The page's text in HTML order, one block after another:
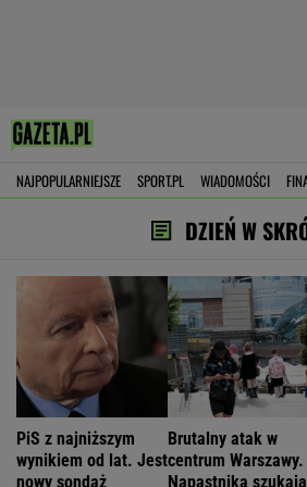
NAJPOPULARNIEJSZE SPORT.PL WIADOMOŚCI
DZIEŃ W
PiS z najniższym
wynikiem od lat. Jest
nowy sondaż
Brutalny atak w
centrum Warszawy.
Napastnika szukają